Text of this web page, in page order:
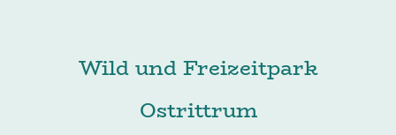
Wild und Freizeitpark
Ostrittrum